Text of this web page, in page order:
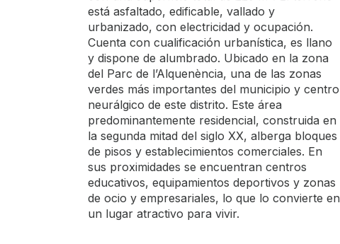
está asfaltado, edificable, vallado y
urbanizado, con electricidad y ocupación.
Cuenta con cualificación urbanística, es llano
y dispone de alumbrado. Ubicado en la zona
del Parc de l’Alquenència, una de las zonas
verdes más importantes del municipio y centro
neurálgico de este distrito. Este área
predominantemente residencial, construida en
la segunda mitad del siglo XX, alberga bloques
de pisos y establecimientos comerciales. En
sus proximidades se encuentran centros
educativos, equipamientos deportivos y zonas
de ocio y empresariales, lo que lo convierte en
un lugar atractivo para vivir.